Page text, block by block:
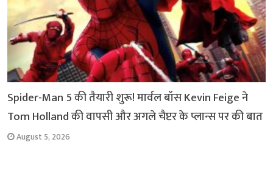
Spider-Man 5 की तैयारी शुरू! मार्वल बॉस Kevin Feige ने
Tom Holland की वापसी और अगले चैप्टर के प्लान्स पर की बात
August 5, 2026